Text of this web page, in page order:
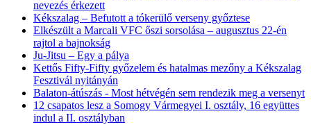
nevezés érkezett
Kékszalag – Befutott a tókerülő verseny győztese
Elkészült a Marcali VFC őszi sorsolása – augusztus 22-én
rajtol a bajnokság
Ju-Jitsu – Egy a pálya
Kettős Fifty-Fifty győzelem és hatalmas mezőny a Kékszalag
Fesztivál nyitányán
Balaton-átúszás - Most hétvégén sem rendezik meg a versenyt
12 csapatos lesz a Somogy Vármegyei I. osztály, 16 együttes
indul a II. osztályban